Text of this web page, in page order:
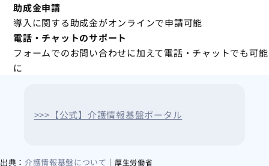
助成金申請
導入に関する助成金がオンラインで申請可能
電話・チャットのサポート
フォームでのお問い合わせに加えて電話・チャットでも可能
に
>>>【公式】介護情報基盤ポータル
出典： 介護情報基盤について ｜厚生労働省